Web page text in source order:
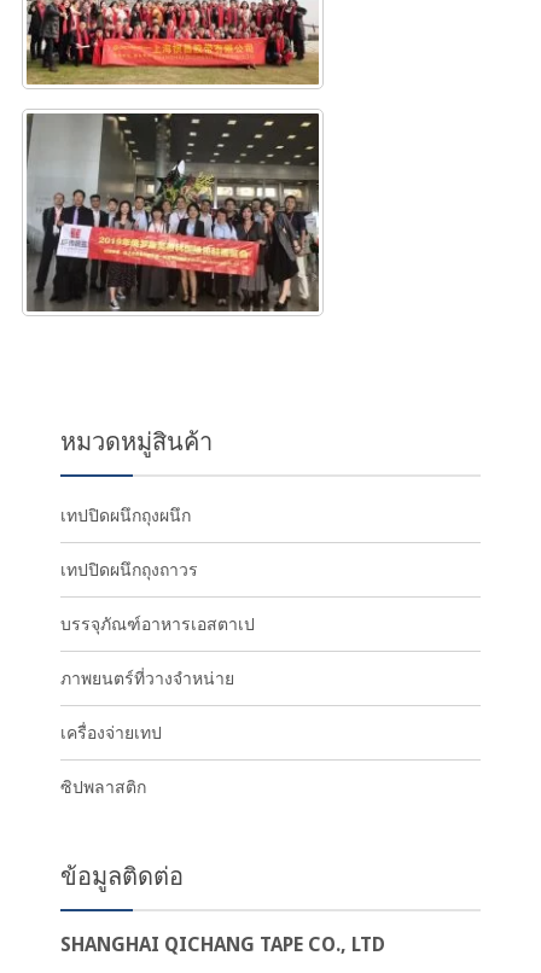
หมวดหมู่สินค้า
เทปปิดผนึกถุงผนึก
เทปปิดผนึกถุงถาวร
บรรจุภัณฑ์อาหารเอสตาเป
ภาพยนตร์ที่วางจำหน่าย
เครื่องจ่ายเทป
ซิปพลาสติก
ข้อมูลติดต่อ
SHANGHAI QICHANG TAPE CO., LTD